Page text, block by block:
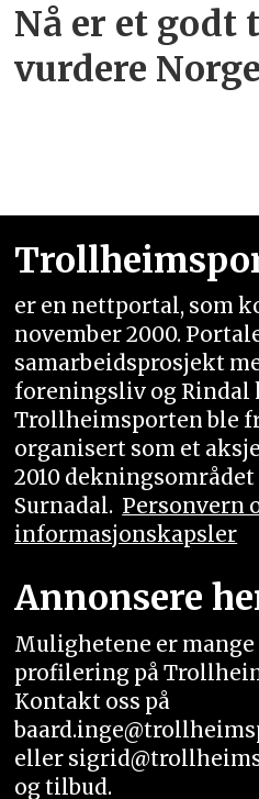
Nå er et godt
vurdere
er en nettportal, som
november 2000.
samarbeidsprosjekt
foreningsliv og Rindal
Trollheimsporten ble
organisert som et
2010
Surnadal. Personvern
informasjonskapsler
Annonsere
Mulighetene er
profilering på
Kontakt oss på
eller
og tilbud.